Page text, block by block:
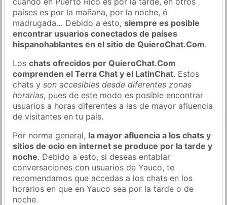
países es por la mañana, por la noche, ó
madrugada… Debido a esto,siempre es posible
encontrar usuarios conectados de países
hispanohablantes en el sitio de QuieroChat.Com.
Loschats ofrecidos por QuieroChat.Com
comprenden el Terra Chat y el LatinChat. Estos
chats yson accesibles desde diferentes zonas
horarias, pues de este modo es posible encontrar
usuarios a horas diferentes a las de mayor afluencia
de visitantes en tu país.
Por norma general, la mayor afluencia a los chats y
sitios de ocio en internet se produce por la tarde y
noche. Debido a esto, si deseas entablar
conversaciones con usuarios de Yauco, te
recomendamos que accedas a los chats en los
horarios en que en Yauco sea por la tarde o de
noche.